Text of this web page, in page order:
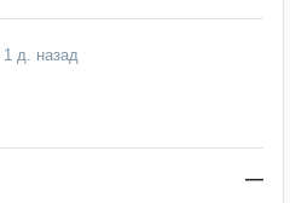
1 д. назад
—